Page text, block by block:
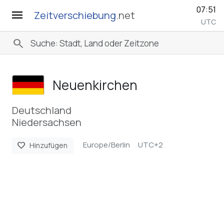
menu Zeitverschiebung.net 07:51
UTC
search
Neuenkirchen
Deutschland
Niedersachsen
favorite Hinzufügen Europe/Berlin UTC+2